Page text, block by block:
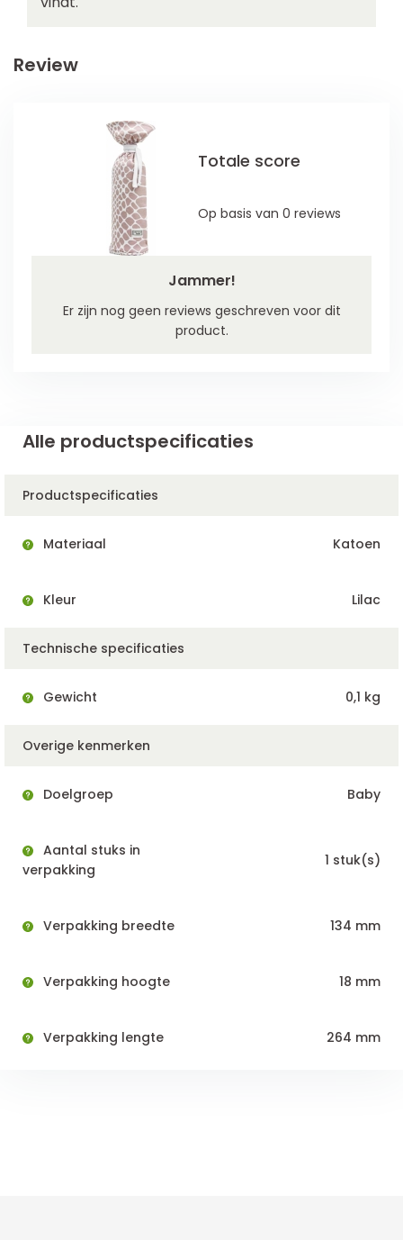
Review
Jammer!
Er zijn nog geen reviews geschreven voor dit
product.
Totale score
Op basis van 0 reviews
Alle productspecificaties
Productspecificaties
Materiaal Katoen
Kleur Lilac
Technische specificaties
Gewicht 0,1 kg
Overige kenmerken
Doelgroep Baby
Aantal stuks in
verpakking
1 stuk(s)
Verpakking breedte 134 mm
Verpakking hoogte 18 mm
Verpakking lengte 264 mm